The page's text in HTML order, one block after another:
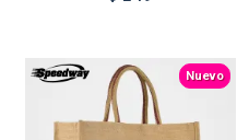
Nuevo
TEXTTRANSPARENTE